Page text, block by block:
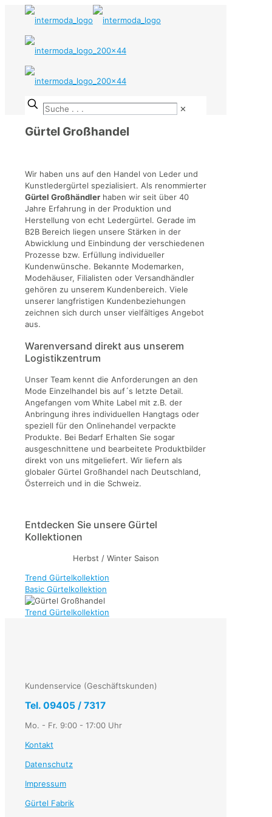
✕
Gürtel Großhandel
Wir haben uns auf den Handel von Leder und
Kunstledergürtel spezialisiert. Als renommierter
Gürtel Großhändler haben wir seit über 40
Jahre Erfahrung in der Produktion und
Herstellung von echt Ledergürtel. Gerade im
B2B Bereich liegen unsere Stärken in der
Abwicklung und Einbindung der verschiedenen
Prozesse bzw. Erfüllung individueller
Kundenwünsche. Bekannte Modemarken,
Modehäuser, Filialisten oder Versandhändler
gehören zu unserem Kundenbereich. Viele
unserer langfristigen Kundenbeziehungen
zeichnen sich durch unser vielfältiges Angebot
aus.
Warenversand direkt aus unserem
Logistikzentrum
Unser Team kennt die Anforderungen an den
Mode Einzelhandel bis auf´s letzte Detail.
Angefangen vom White Label mit z.B. der
Anbringung ihres individuellen Hangtags oder
speziell für den Onlinehandel verpackte
Produkte. Bei Bedarf Erhalten Sie sogar
ausgeschnittene und bearbeitete Produktbilder
direkt von uns mitgeliefert. Wir liefern als
globaler Gürtel Großhandel nach Deutschland,
Österreich und in die Schweiz.
Entdecken Sie unsere Gürtel
Kollektionen
Herbst / Winter Saison
Trend Gürtelkollektion
Basic Gürtelkollektion
Trend Gürtelkollektion
Kundenservice (Geschäftskunden)
Tel. 09405 / 7317
Mo. - Fr. 9:00 - 17:00 Uhr
Kontakt
Datenschutz
Impressum
Gürtel Fabrik